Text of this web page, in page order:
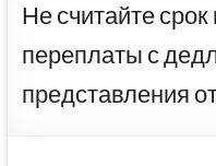
Не считайте срок
переплаты с
представления